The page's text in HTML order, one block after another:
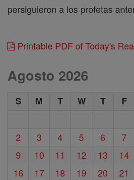
persiguieron a los profetas
Printable PDF of Today's
Agosto 2026
S M T W T F
2
3 4 5 6 7
9
10 11 12 13 14
16
17 18 19 20 21